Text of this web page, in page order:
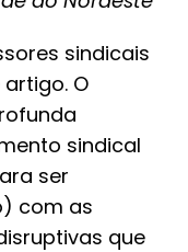
sindicais
O
sindical
ser
com as
que